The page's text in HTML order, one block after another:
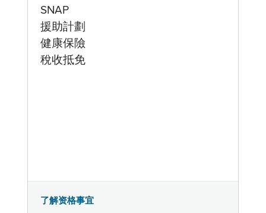
SNAP
援助計劃
健康保險
稅收抵免
了解资格事宜